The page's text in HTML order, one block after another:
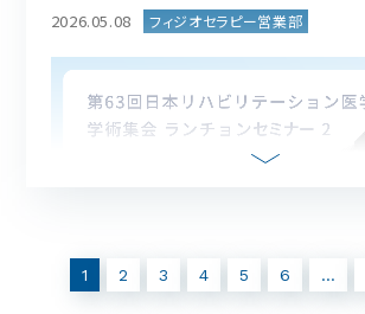
2026.05.08
1 2 3 4 5 6 …